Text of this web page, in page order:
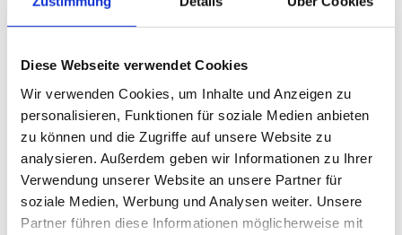
Diese Webseite verwendet Cookies
Wir verwenden Cookies, um Inhalte und Anzeigen zu
personalisieren, Funktionen für soziale Medien anbieten
zu können und die Zugriffe auf unsere Website zu
analysieren. Außerdem geben wir Informationen zu Ihrer
Verwendung unserer Website an unsere Partner für
soziale Medien, Werbung und Analysen weiter. Unsere
Partner führen diese Informationen möglicherweise mit
Kontakt
Tolksdorf Innenausbau GmbH in Hamburg
Mehr erfahren